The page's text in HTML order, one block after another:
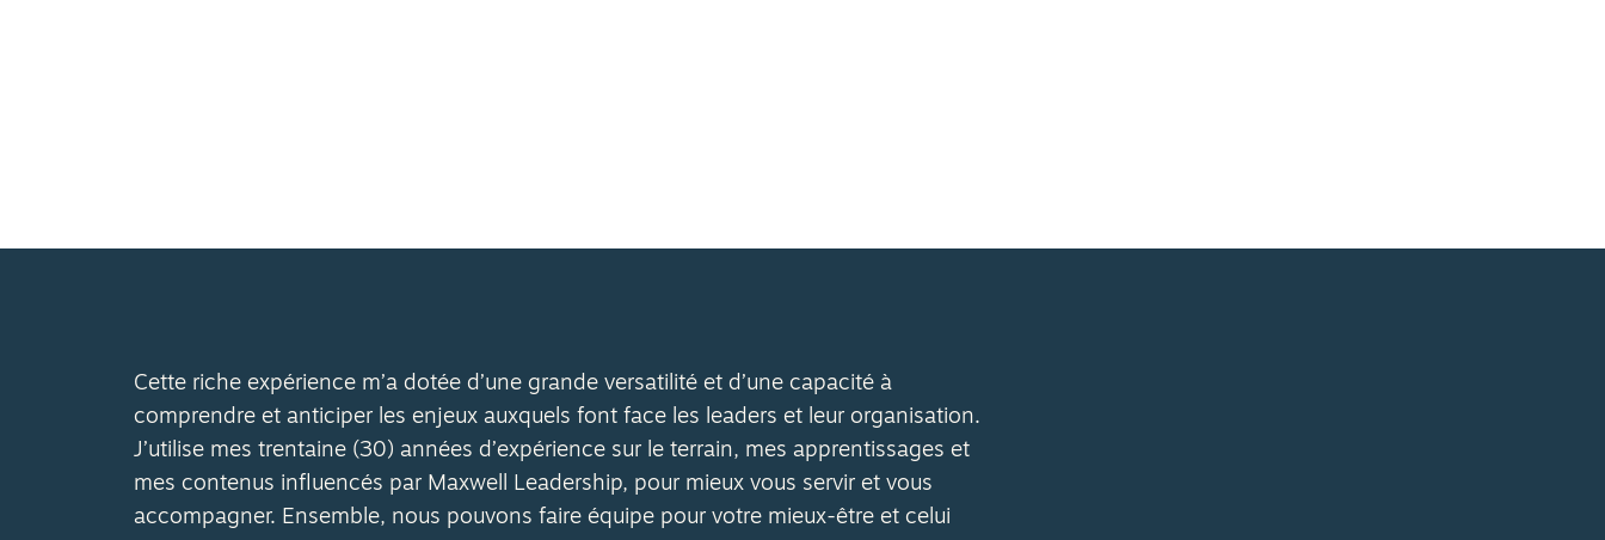
Cette riche expérience m’a dotée d’une grande versatilité et d’une capacité à
comprendre et anticiper les enjeux auxquels font face les leaders et leur organisation.
J’utilise mes trentaine (30) années d’expérience sur le terrain, mes apprentissages et
mes contenus influencés par Maxwell Leadership, pour mieux vous servir et vous
accompagner. Ensemble, nous pouvons faire équipe pour votre mieux-être et celui